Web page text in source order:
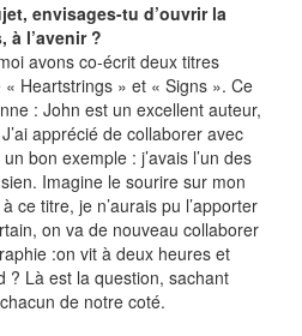
envisages-tu d’ouvrir la
l’avenir ?
avons co-écrit deux titres
Heartstrings » et « Signs ». Ce
: John est un excellent auteur,
apprécié de collaborer avec
bon exemple : j’avais l’un des
Imagine le sourire sur mon
ce titre, je n’aurais pu l’apporter
on va de nouveau collaborer
:on vit à deux heures et
? Là est la question, sachant
de notre coté.